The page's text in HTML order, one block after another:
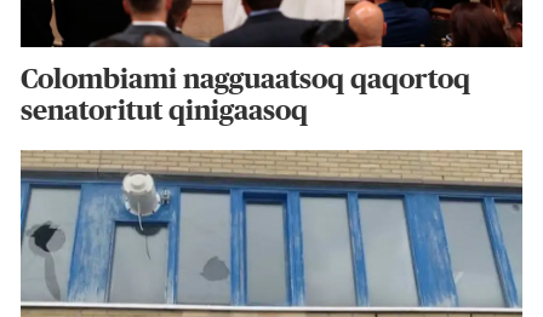
Colombiami nagguaatsoq qaqortoq
senatoritut qinigaasoq